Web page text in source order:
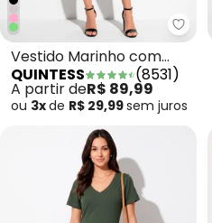
Vestido Marinho com
Bolsos e Mangas Curtas
QUINTESS (8531)
A partir deR$ 89,99
ou 3xde R$ 29,99sem juros